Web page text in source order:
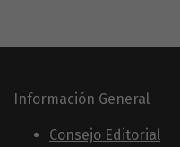
Información General
Consejo Editorial